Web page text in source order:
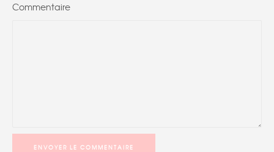
Commentaire
ENVOYER LE COMMENTAIRE